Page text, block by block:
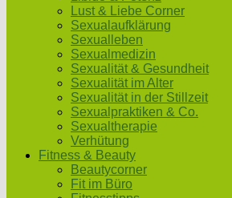
Lust & Liebe Corner
Sexualaufklärung
Sexualleben
Sexualmedizin
Sexualität & Gesundheit
Sexualität im Alter
Sexualität in der Stillzeit
Sexualpraktiken & Co.
Sexualtherapie
Verhütung
Fitness & Beauty
Beautycorner
Fit im Büro